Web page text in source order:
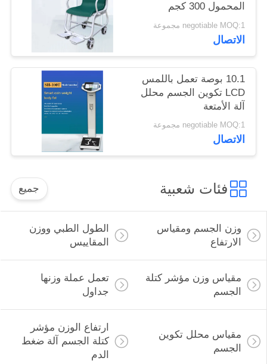
المحمول 300 كجم
حسب الطلب
negotiable MOQ:1 مجموعة
الاتصال
10.1 بوصة تعمل باللمس
LCD تكوين الجسم محلل
آلة الأمتعة
negotiable MOQ:1 مجموعة
الاتصال
فئات شعبية جميع
وزن الجسم ومقياس
الارتفاع
الطول الطبي ووزن
المقاييس
مقياس وزن مؤشر كتلة
الجسم
تعمل عملة وزنها
جداول
مقياس محلل تكوين
الجسم
ارتفاع الوزن مؤشر
كتلة الجسم آلة ضغط
الدم